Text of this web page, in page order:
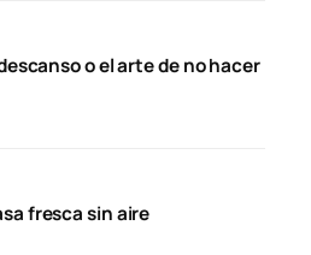
o el arte de no hacer
fresca sin aire